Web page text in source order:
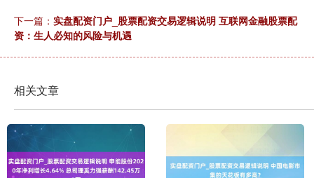
下一篇： 实盘配资门户_股票配资交易逻辑说明 互联网金融股票配
资：生人必知的风险与机遇
相关文章